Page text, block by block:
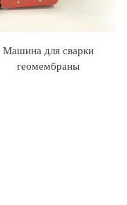
Машина для сварки
геомембраны